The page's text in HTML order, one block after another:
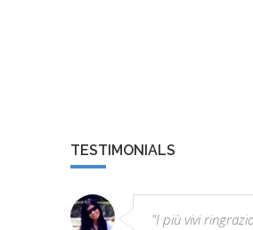
TESTIMONIALS
"I più vivi